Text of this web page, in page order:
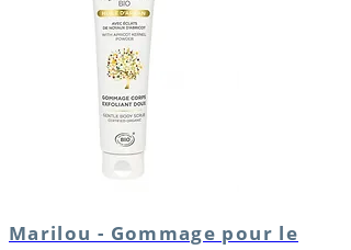
Marilou - Gommage pour le